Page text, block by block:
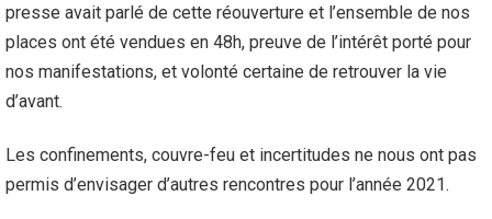
presse avait parlé de cette réouverture et l’ensemble de nos
places ont été vendues en 48h, preuve de l’intérêt porté pour
nos manifestations, et volonté certaine de retrouver la vie
d’avant.
Les confinements, couvre-feu et incertitudes ne nous ont pas
permis d’envisager d’autres rencontres pour l’année 2021.